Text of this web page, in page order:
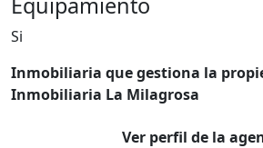
Si
Inmobiliaria que gestiona la
Inmobiliaria La Milagrosa
Ver perfil de la